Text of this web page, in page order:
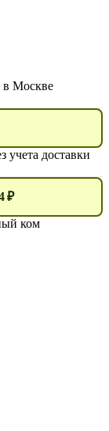
в Москве
учета доставки
₽
ком